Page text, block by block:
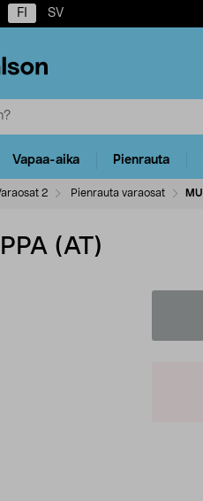
FI SV
Vapaa-aika Pienrauta
2 Pienrauta varaosat
(AT)